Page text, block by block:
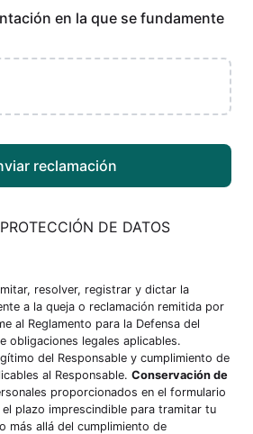
en la que se fundamente
reclamación
DE DATOS
resolver, registrar y dictar la
a la queja o reclamación remitida por
al Reglamento para la Defensa del
obligaciones legales aplicables.
del Responsable y cumplimiento de
al Responsable. Conservación de
proporcionados en el formulario
plazo imprescindible para tramitar tu
más allá del cumplimiento de